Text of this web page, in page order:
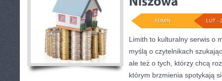
LUT -
ADMIN
Limith to kulturalny serwis o
myślą o czytelnikach
ale też o tych, którzy chcą
którym brzmienia spotykają